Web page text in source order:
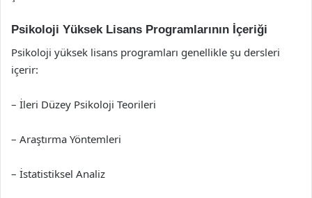
Psikoloji Yüksek Lisans Programlarının İçeriği
Psikoloji yüksek lisans programları genellikle şu dersleri
içerir:
– İleri Düzey Psikoloji Teorileri
– Araştırma Yöntemleri
– İstatistiksel Analiz